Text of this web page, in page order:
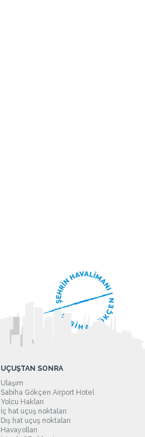
UÇUŞTAN SONRA
Ulaşım
Sabiha Gökçen Airport Hotel
Yolcu Hakları
İç hat uçuş noktaları
Dış hat uçuş noktaları
Havayolları